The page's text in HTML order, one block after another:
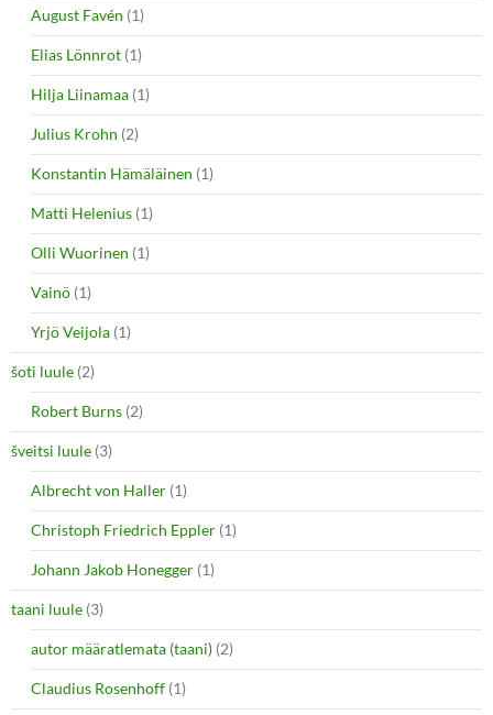
August Favén (1)
Elias Lönnrot (1)
Hilja Liinamaa (1)
Julius Krohn (2)
Konstantin Hämäläinen (1)
Matti Helenius (1)
Olli Wuorinen (1)
Vainö (1)
Yrjö Veijola (1)
šoti luule (2)
Robert Burns (2)
šveitsi luule (3)
Albrecht von Haller (1)
Christoph Friedrich Eppler (1)
Johann Jakob Honegger (1)
taani luule (3)
autor määratlemata (taani) (2)
Claudius Rosenhoff (1)